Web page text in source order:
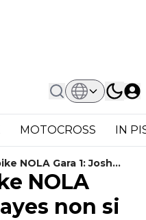
MOTOCROSS IN
NOLA Gara 1: Josh
BatteNOLA
non si